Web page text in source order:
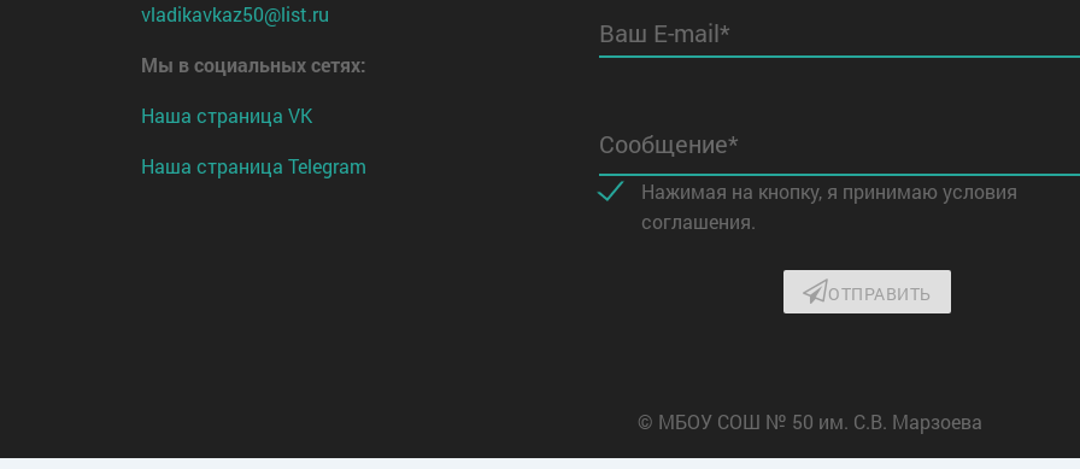
vladikavkaz50@list.ru
Мы в социальных сетях:
Наша страница VK
Наша страница Telegram
Ваш E-mail*
Сообщение*
Нажимая на кнопку, я принимаю условия
соглашения.
ОТПРАВИТЬ
© МБОУ СОШ № 50 им. С.В. Марзоева